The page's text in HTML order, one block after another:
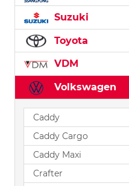
Suzuki
Toyota
VDM
Volkswagen
Caddy
Caddy Cargo
Caddy Maxi
Crafter